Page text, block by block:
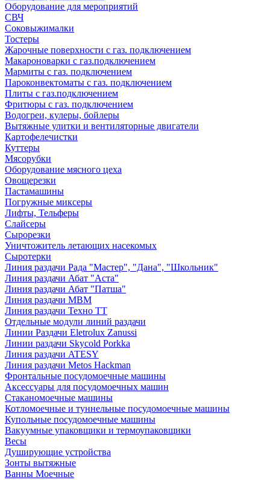
Оборудование для мероприятий
СВЧ
Соковыжималки
Тостеры
Жарочные поверхности с газ. подключением
Макароноварки с газ.подключением
Мармиты с газ. подключением
Пароконвектоматы с газ. подключением
Плиты с газ.подключением
Фритюры с газ. подключением
Водогреи, кулеры, бойлеры
Вытяжные улитки и вентиляторные двигатели
Картофелечистки
Куттеры
Мясорубки
Оборудование мясного цеха
Овощерезки
Пастамашины
Погружные миксеры
Лифты, Тельферы
Слайсеры
Сырорезки
Уничтожитель летающих насекомых
Сыротерки
Линия раздачи Рада "Мастер", "Дана", "Школьник"
Линия раздачи Абат "Аста"
Линия раздачи Абат "Патша"
Линия раздачи МВМ
Линия раздачи Техно ТТ
Отдельные модули линий раздачи
Линии Раздачи Eletrolux Zanussi
Линии раздачи Skycold Porkka
Линия раздачи ATESY
Линия раздачи Metos Hackman
Фронтальные посудомоечные машины
Аксессуары для посудомоечных машин
Стаканомоечные машины
Котломоечные и туннельные посудомоечные машины
Купольные посудомоечные машины
Вакуумные упаковщики и термоупаковщики
Весы
Душирующие устройства
Зонты вытяжные
Ванны Моечные